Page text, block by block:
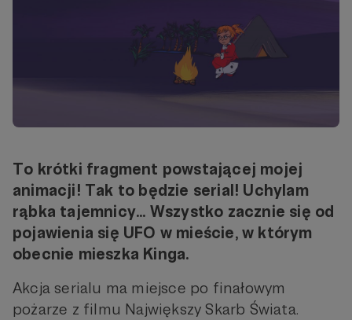
To krótki fragment powstającej mojej
animacji! Tak to będzie serial! Uchylam
rąbka tajemnicy... Wszystko zacznie się od
pojawienia się UFO w mieście, w którym
obecnie mieszka Kinga.
Akcja serialu ma miejsce po finałowym
pożarze z filmu Największy Skarb Świata.